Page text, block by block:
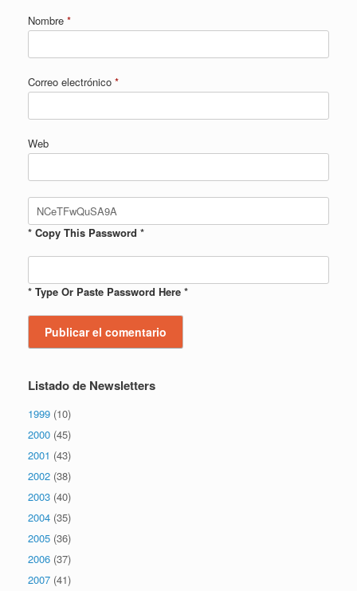
Nombre *
Correo electrónico *
Web
* Copy This Password *
* Type Or Paste Password Here *
Listado de Newsletters
1999 (10)
2000 (45)
2001 (43)
2002 (38)
2003 (40)
2004 (35)
2005 (36)
2006 (37)
2007 (41)